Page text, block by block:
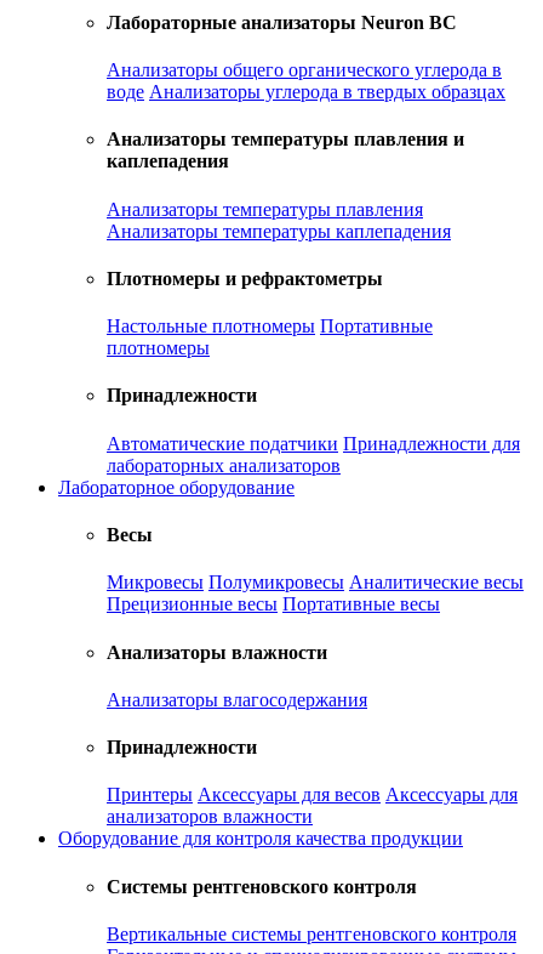
Лабораторные анализаторы Neuron BC
Анализаторы общего органического углерода в
воде Анализаторы углерода в твердых образцах
Анализаторы температуры плавления и
каплепадения
Анализаторы температуры плавления
Анализаторы температуры каплепадения
Плотномеры и рефрактометры
Настольные плотномеры Портативные
плотномеры
Принадлежности
Автоматические податчики Принадлежности для
лабораторных анализаторов
Лабораторное оборудование
Весы
Микровесы Полумикровесы Аналитические весы
Прецизионные весы Портативные весы
Анализаторы влажности
Анализаторы влагосодержания
Принадлежности
Принтеры Аксессуары для весов Аксессуары для
анализаторов влажности
Оборудование для контроля качества продукции
Системы рентгеновского контроля
Вертикальные системы рентгеновского контроля